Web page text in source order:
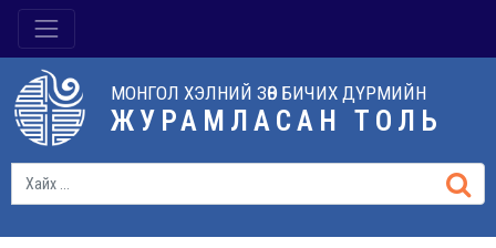
МОНГОЛ ХЭЛНИЙ ЗӨВ БИЧИХ ДҮРМИЙН
ЖУРАМЛАСАН ТОЛЬ